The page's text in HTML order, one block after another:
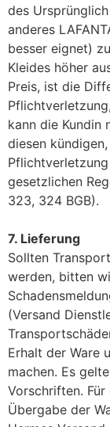
des
anderes
besser eignet)
Kleides höher
Preis, ist die
kann die Kundin
diesen
gesetzlichen
323, 324 BGB).
7. Lieferung
Sollten
werden, bitten
(Versand
Erhalt der Ware
machen. Es
Vorschriften.
Übergabe der